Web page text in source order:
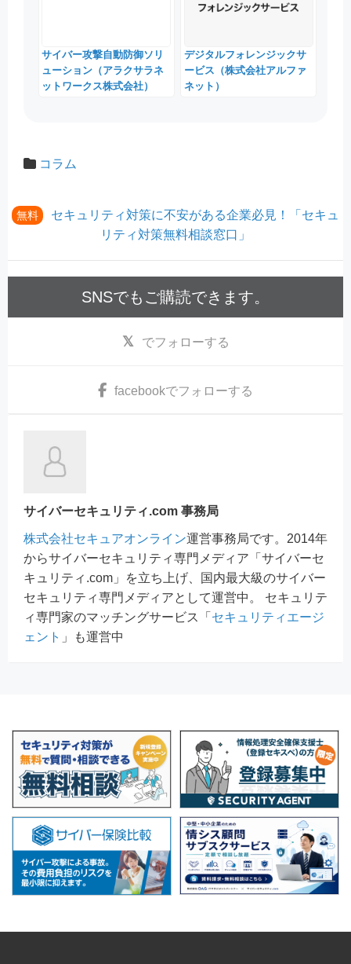
サイバー攻撃自動防御ソリ
ューション（アラクサラネ
ットワークス株式会社）
デジタルフォレンジックサ
ービス（株式会社アルファ
ネット）
コラム
無料
セキュリティ対策に不安がある企業必見！「セキュ
リティ対策無料相談窓口」
SNSでもご購読できます。
でフォローする
facebookでフォローする
サイバーセキュリティ.com 事務局
株式会社セキュアオンライン運営事務局です。2014年
からサイバーセキュリティ専門メディア「サイバーセ
キュリティ.com」を立ち上げ、国内最大級のサイバー
セキュリティ専門メディアとして運営中。 セキュリテ
ィ専門家のマッチングサービス「 セキュリティエージ
ェント 」も運営中